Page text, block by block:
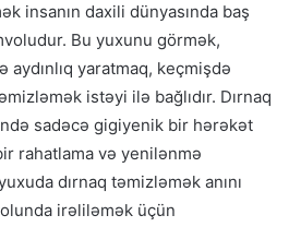
insanın daxili dünyasında baş
Bu yuxunu görmək,
aydınlıq yaratmaq, keçmişdə
istəyi ilə bağlıdır. Dırnaq
sadəcə gigiyenik bir hərəkət
rahatlama və yenilənmə
dırnaq təmizləmək anını
irəliləmək üçün